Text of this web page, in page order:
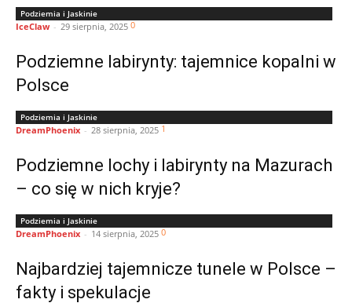
Podziemia i Jaskinie
IceClaw - 29 sierpnia, 2025 0
Podziemne labirynty: tajemnice kopalni w
Polsce
Podziemia i Jaskinie
DreamPhoenix - 28 sierpnia, 2025 1
Podziemne lochy i labirynty na Mazurach
– co się w nich kryje?
Podziemia i Jaskinie
DreamPhoenix - 14 sierpnia, 2025 0
Najbardziej tajemnicze tunele w Polsce –
fakty i spekulacje